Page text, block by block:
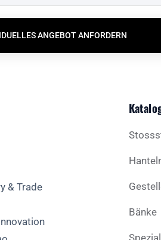
ANGEBOT ANFORDERN
& Trade
Bänke